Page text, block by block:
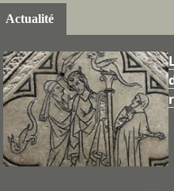
Actualité